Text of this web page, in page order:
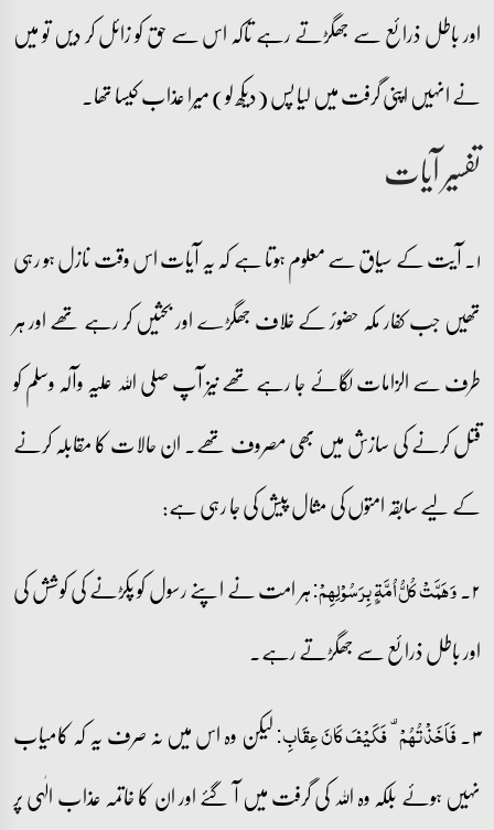
اور باطل ذرائع سے جھگڑتے رہے تاکہ اس سے حق کو زائل کر دیں تو میں
نے انہیں اپنی گرفت میں لیا پس (دیکھ لو) میرا عذاب کیسا تھا۔
تفسیر آیات
۱۔ آیت کے سیاق سے معلوم ہوتا ہے کہ یہ آیات اس وقت نازل ہو رہی
تھیں جب کفار مکہ حضورؐ کے خلاف جھگڑے اور بحثیں کر رہے تھے اور ہر
طرف سے الزامات لگائے جا رہے تھے نیز آپ صلی اللہ علیہ وآلہ وسلم کو
قتل کرنے کی سازش میں بھی مصروف تھے۔ ان حالات کا مقابلہ کرنے
کے لیے سابقہ امتوں کی مثال پیش کی جا رہی ہے:
۲۔ وَ ہَمَّتۡ کُلُّ اُمَّۃٍۭ بِرَسُوۡلِہِمۡ:ہر امت نے اپنے رسول کو پکڑنے کی کوشش کی
اور باطل ذرائع سے جھگڑتے رہے۔
۳۔ فَاَخَذۡتُہُمۡ ۟ فَکَیۡفَ کَانَ عِقَابِ:لیکن وہ اس میں نہ صرف یہ کہ کامیاب
نہیں ہوئے بلکہ وہ اللہ کی گرفت میں آ گئے اور ان کا خاتمہ عذاب الٰہی پر